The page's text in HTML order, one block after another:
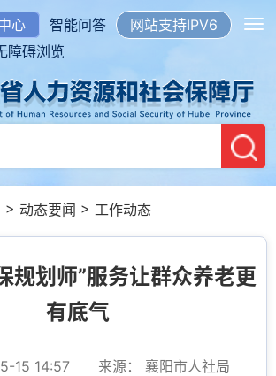
心 智能问答
网站支持IPV6
障碍浏览
> 动态要闻 > 工作动态
规划师”服务让群众养老更
有底气
15 14:57
来源： 襄阳市人社局